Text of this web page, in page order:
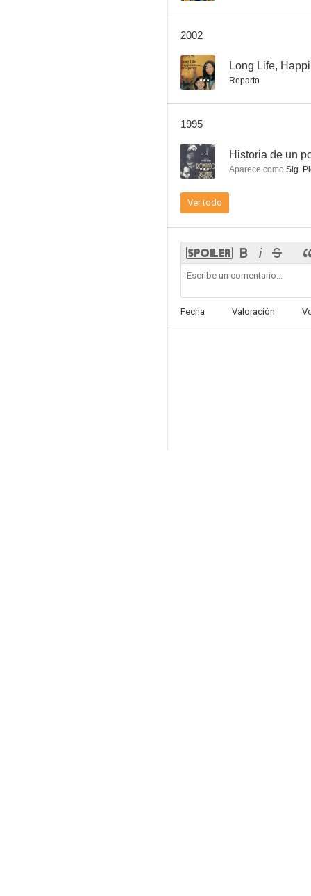
2002
-- Long Life,
Reparto
1995
-- Historia de un
Aparece como Sig.
Ver todo
Fecha Valoración